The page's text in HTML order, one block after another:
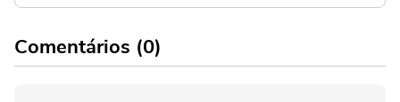
Comentários (0)